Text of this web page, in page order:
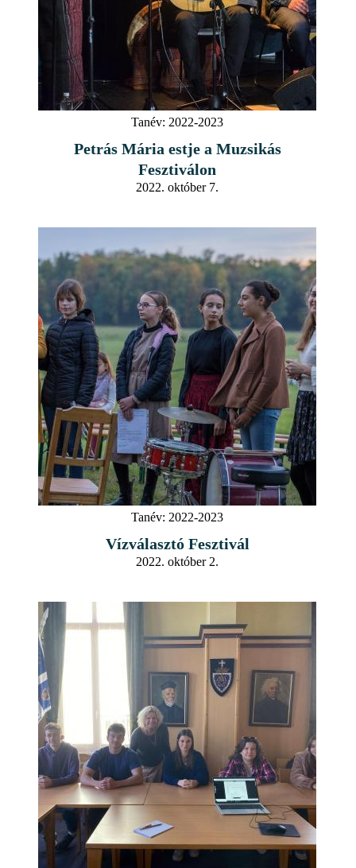
Tanév: 2022-2023
Petrás Mária estje a Muzsikás
Fesztiválon
2022. október 7.
Tanév: 2022-2023
Vízválasztó Fesztivál
2022. október 2.